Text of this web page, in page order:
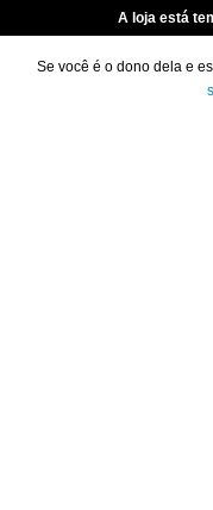
A loja está
Se você é o dono dela e